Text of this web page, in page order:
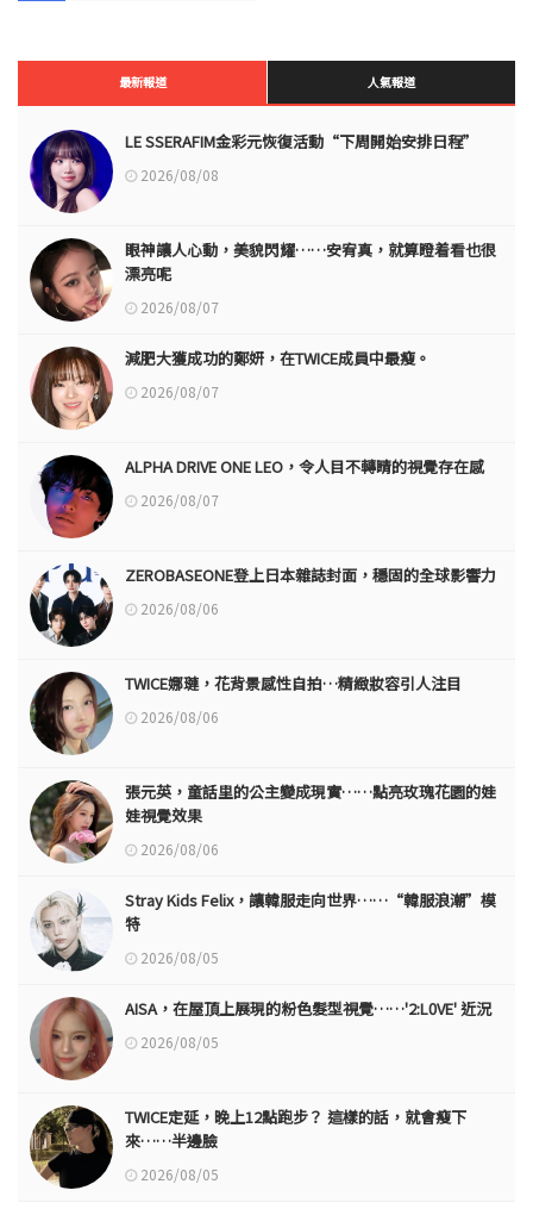
最新報道 人氣報道
LE SSERAFIM金彩元恢復活動“下周開始安排日程”
2026/08/08
眼神讓人心動，美貌閃耀……安宥真，就算瞪着看也很
漂亮呢
2026/08/07
減肥大獲成功的鄭妍，在TWICE成員中最瘦。
2026/08/07
ALPHA DRIVE ONE LEO，令人目不轉睛的視覺存在感
2026/08/07
ZEROBASEONE登上日本雜誌封面，穩固的全球影響力
2026/08/06
TWICE娜璉，花背景感性自拍…精緻妝容引人注目
2026/08/06
張元英，童話里的公主變成現實……點亮玫瑰花園的娃
娃視覺效果
2026/08/06
Stray Kids Felix，讓韓服走向世界……“韓服浪潮”模
特
2026/08/05
AISA，在屋頂上展現的粉色髮型視覺……'2:L0VE' 近況
2026/08/05
TWICE定延，晚上12點跑步？ 這樣的話，就會瘦下
來……半邊臉
2026/08/05